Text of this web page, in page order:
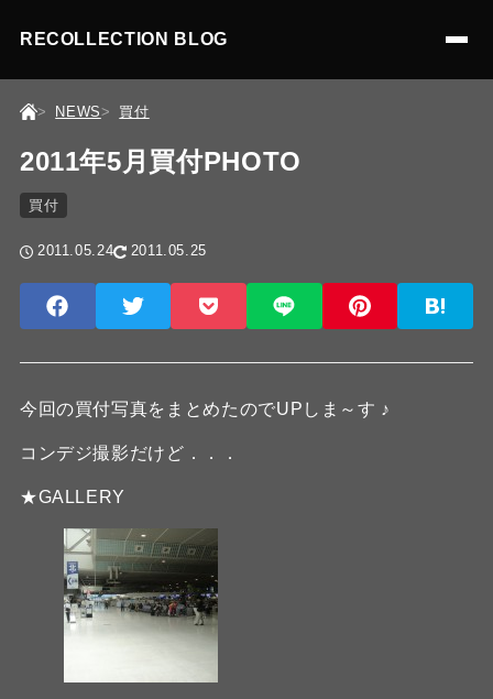
RECOLLECTION BLOG
NEWS 買付
2011年5月買付PHOTO
買付
2011.05.24 2011.05.25
今回の買付写真をまとめたのでUPしま～す ♪
コンデジ撮影だけど．．．
★GALLERY